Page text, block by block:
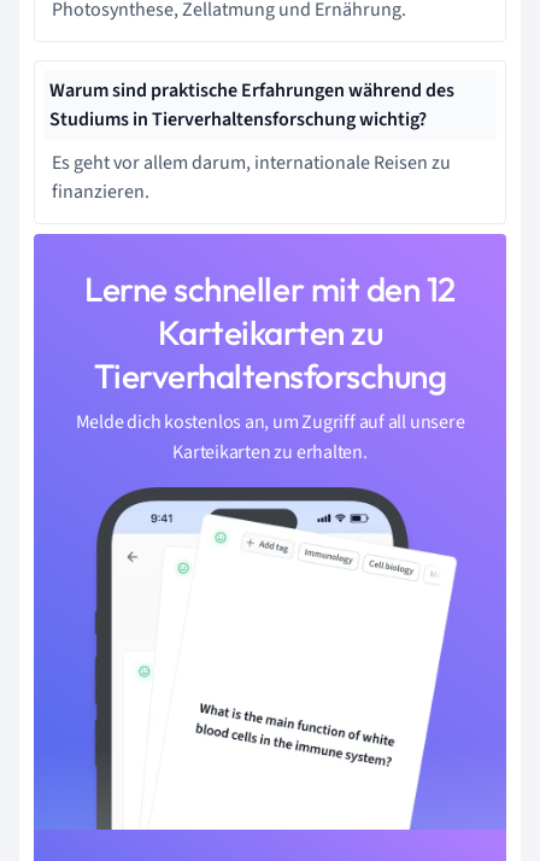
Photosynthese, Zellatmung und Ernährung.
Warum sind praktische Erfahrungen während des
Studiums in Tierverhaltensforschung wichtig?
Es geht vor allem darum, internationale Reisen zu
finanzieren.
Lerne schneller mit den 12
Karteikarten zu
Tierverhaltensforschung
Melde dich kostenlos an, um Zugriff auf all unsere
Karteikarten zu erhalten.